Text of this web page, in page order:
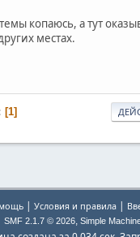
копаюсь, а тут
местах.
1
| Условия и правила |
SMF 2.1.7 © 2026, Simple